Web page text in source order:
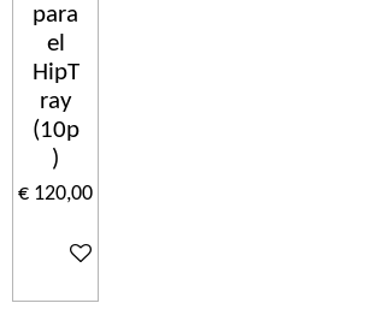
para
el
HipT
ray
(10p
)
€ 120,00
In winkelwagen